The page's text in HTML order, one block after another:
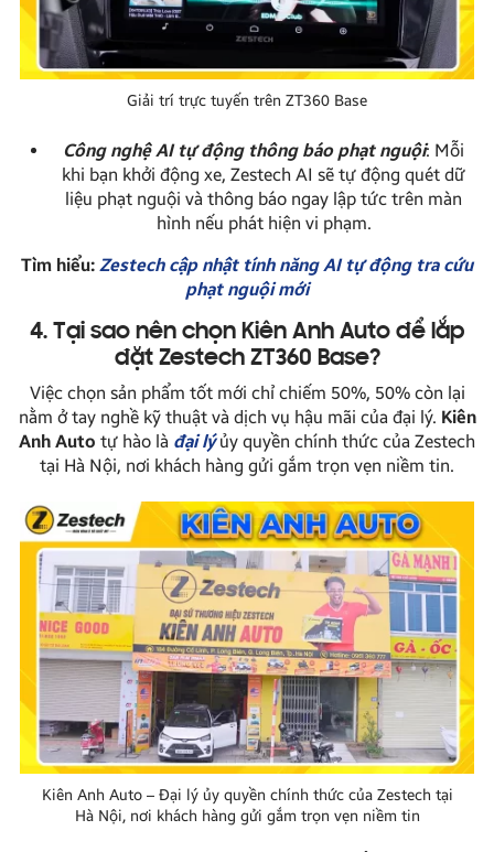
Giải trí trực tuyến trên ZT360 Base
Công nghệ AI tự động thông báo phạt nguội: Mỗi
khi bạn khởi động xe, Zestech AI sẽ tự động quét dữ
liệu phạt nguội và thông báo ngay lập tức trên màn
hình nếu phát hiện vi phạm.
Tìm hiểu: Zestech cập nhật tính năng AI tự động tra cứu
phạt nguội mới
4. Tại sao nên chọn Kiên Anh Auto để lắp
đặt Zestech ZT360 Base?
Việc chọn sản phẩm tốt mới chỉ chiếm 50%, 50% còn lại
nằm ở tay nghề kỹ thuật và dịch vụ hậu mãi của đại lý. Kiên
Anh Auto tự hào là đại lýủy quyền chính thức của Zestech
tại Hà Nội, nơi khách hàng gửi gắm trọn vẹn niềm tin.
Kiên Anh Auto – Đại lý ủy quyền chính thức của Zestech tại
Hà Nội, nơi khách hàng gửi gắm trọn vẹn niềm tin